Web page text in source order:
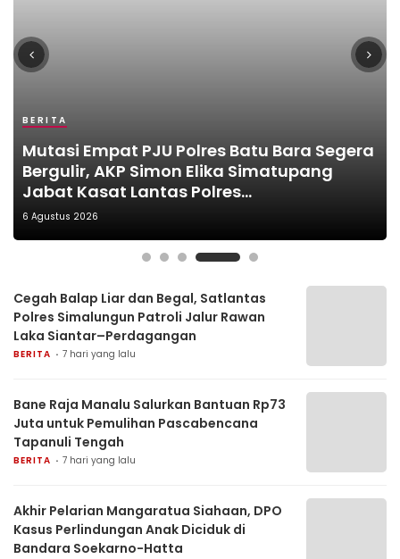
BERITA
Finalisasi HUT RI ke-81, Pemko
Pematangsiantar Siapkan Festival Merah
Putih hingga Sterilisasi Lapangan Adam
Malik
PERISTIWA
Polres Pematangsiantar Gelar
Rekonstruksi Kasus Kematian Jaka
Jannes Malau
DAERAH
Gembleng Mental dan Karakter,
Pemusatan Latihan Calon Paskibraka
Kota Pematangsiantar 2026 Resmi
Dimulai
BERITA
Mutasi Empat PJU Polres Batu Bara Segera
Bergulir, AKP Simon Elika Simatupang
Jabat Kasat Lantas Polres
Pematangsiantar
6 Agustus 2026
BERITA
Diguyur Hujan Deras, Tim Resmob Polres
Simalungun Tetap Berpatroli di Pintu
Masuk Kabupaten, Antisipasi Geng Motor
dan Balap Liar
Cegah Balap Liar dan Begal, Satlantas
Polres Simalungun Patroli Jalur Rawan
Laka Siantar–Perdagangan
BERITA 7 hari yang lalu
Bane Raja Manalu Salurkan Bantuan Rp73
Juta untuk Pemulihan Pascabencana
Tapanuli Tengah
BERITA 7 hari yang lalu
Akhir Pelarian Mangaratua Siahaan, DPO
Kasus Perlindungan Anak Diciduk di
Bandara Soekarno-Hatta